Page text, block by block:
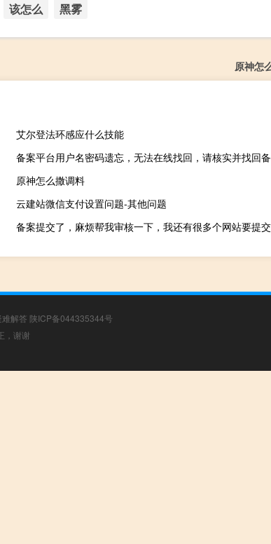
该怎么 黑雾
原神怎
艾尔登法环感应什么技能
备案平台用户名密码遗忘，无法在线找回，请核实并找回
原神怎么撒调料
云建站微信支付设置问题-其他问题
备案提交了，麻烦帮我审核一下，我还有很多个网站要提交
难解答 陕ICP备044335344号
，谢谢